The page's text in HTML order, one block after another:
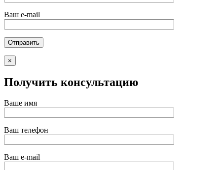
Ваш e-mail
×
Получить консультацию
Ваше имя
Ваш телефон
Ваш e-mail